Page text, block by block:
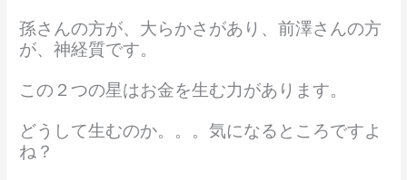
孫さんの方が、大らかさがあり、前澤さんの方
が、神経質です。
この２つの星はお金を生む力があります。
どうして生むのか。。。気になるところですよ
ね？